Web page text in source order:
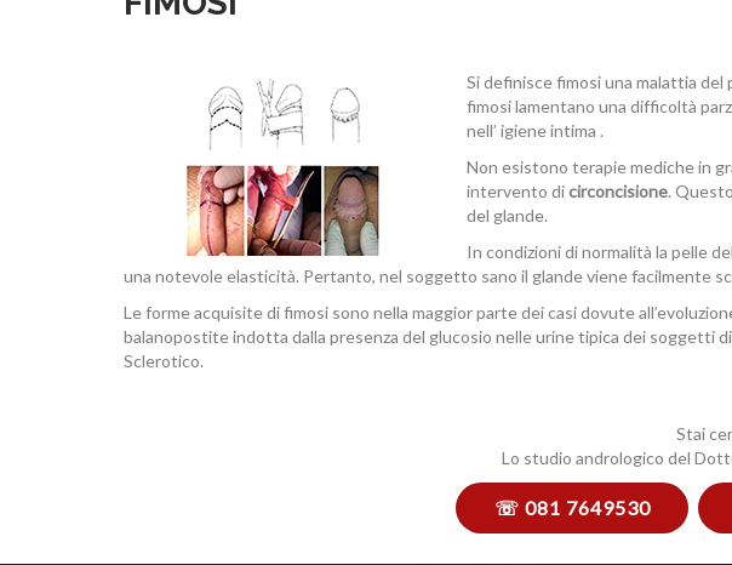
Si definisce fimosi una malattia
fimosi lamentano una difficoltà
nell’ igiene intima .
Non esistono terapie mediche in
intervento dicirconcisione.
del glande.
In condizioni di normalità la pelle
una notevole elasticità. Pertanto, nel soggetto sano il glande viene facilmente
Le forme acquisite di fimosi sono nella maggior parte dei casi dovute
balanopostite indotta dalla presenza del glucosio nelle urine tipica dei soggetti
Sclerotico.
Stai
Lo studio andrologico del